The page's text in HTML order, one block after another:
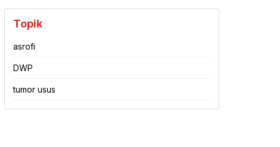
Topik
asrofi
DWP
tumor usus